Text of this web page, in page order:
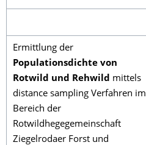
Ermittlung der
Populationsdichte von
Rotwild und Rehwild mittels
distance sampling Verfahren im
Bereich der
Rotwildhegegemeinschaft
Ziegelrodaer Forst und